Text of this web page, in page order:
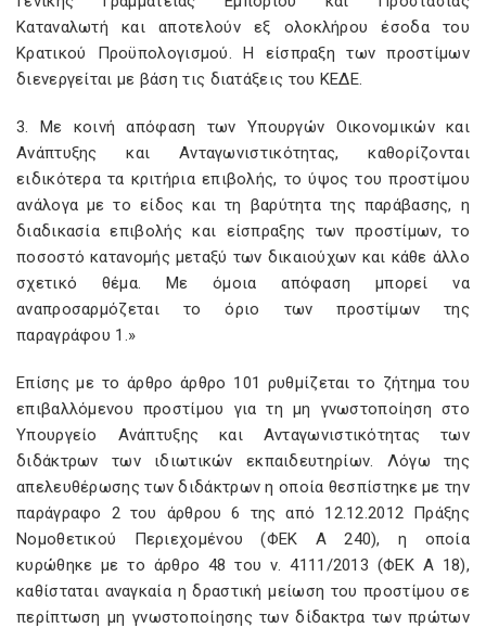
Καταναλωτή και αποτελούν εξ ολοκλήρου έσοδα του
Κρατικού Προϋπολογισμού. Η είσπραξη των προστίμων
διενεργείται με βάση τις διατάξεις του ΚΕΔΕ.
3. Με κοινή απόφαση των Υπουργών Οικονομικών και
Ανάπτυξης και Ανταγωνιστικότητας, καθορίζονται
ειδικότερα τα κριτήρια επιβολής, το ύψος του προστίμου
ανάλογα με το είδος και τη βαρύτητα της παράβασης, η
διαδικασία επιβολής και είσπραξης των προστίμων, το
ποσοστό κατανομής μεταξύ των δικαιούχων και κάθε άλλο
σχετικό θέμα. Με όμοια απόφαση μπορεί να
αναπροσαρμόζεται το όριο των προστίμων της
παραγράφου 1.»
Επίσης με το άρθρο άρθρο 101 ρυθμίζεται το ζήτημα του
επιβαλλόμενου προστίμου για τη μη γνωστοποίηση στο
Υπουργείο Ανάπτυξης και Ανταγωνιστικότητας των
διδάκτρων των ιδιωτικών εκπαιδευτηρίων. Λόγω της
απελευθέρωσης των διδάκτρων η οποία θεσπίστηκε με την
παράγραφο 2 του άρθρου 6 της από 12.12.2012 Πράξης
Νομοθετικού Περιεχομένου (ΦΕΚ Α 240), η οποία
κυρώθηκε με το άρθρο 48 του ν. 4111/2013 (ΦΕΚ Α 18),
καθίσταται αναγκαία η δραστική μείωση του προστίμου σε
περίπτωση μη γνωστοποίησης των δίδακτρα των πρώτων